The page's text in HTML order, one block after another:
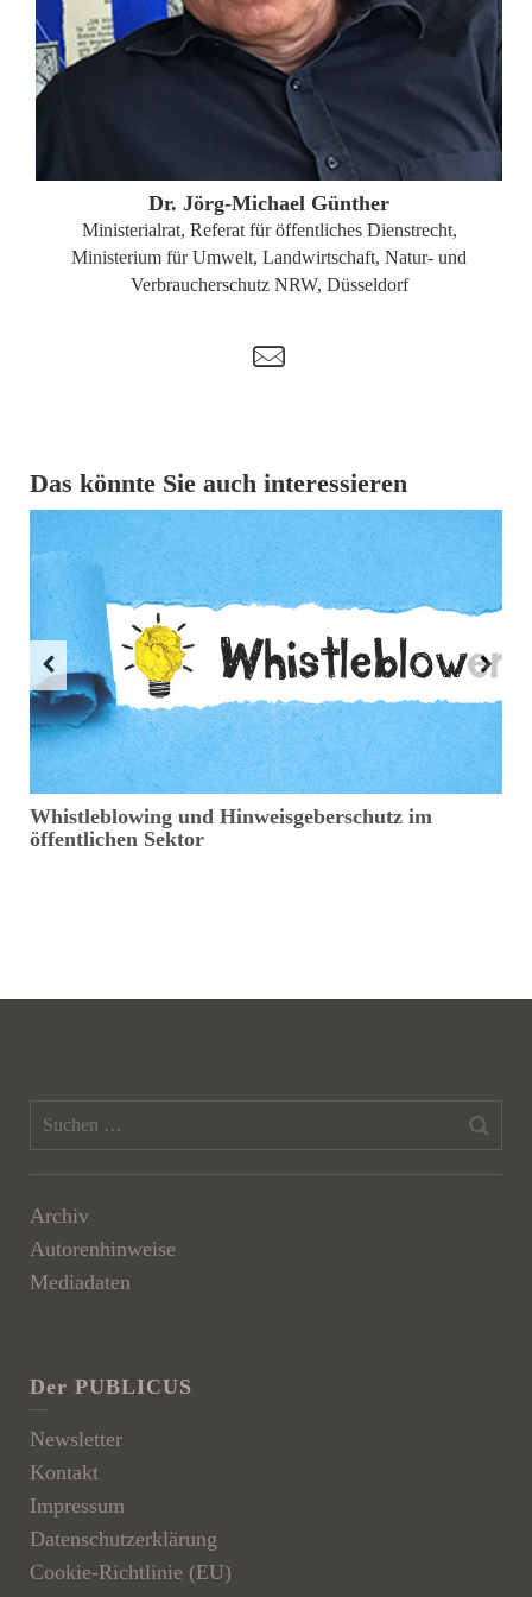
ZUM PROFIL
Dr. Jörg-Michael Günther
Ministerialrat, Referat für öffentliches Dienstrecht,
Ministerium für Umwelt, Landwirtschaft, Natur- und
Verbraucherschutz NRW, Düsseldorf
t
Das könnte Sie auch interessieren
Whistleblowing und Hinweisgeberschutz im
öffentlichen Sektor
Archiv
Autorenhinweise
Mediadaten
Der PUBLICUS
Newsletter
Kontakt
Impressum
Datenschutzerklärung
Cookie-Richtlinie (EU)